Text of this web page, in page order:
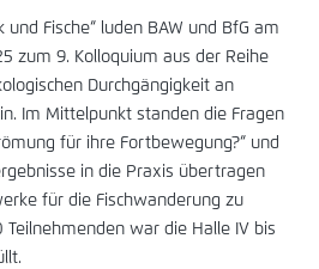
Fische“ luden BAW und BfG am
zum 9. Kolloquium aus der Reihe
Durchgängigkeit an
Im Mittelpunkt standen die Fragen
für ihre Fortbewegung?“ und
in die Praxis übertragen
für die Fischwanderung zu
Teilnehmenden war die Halle IV bis